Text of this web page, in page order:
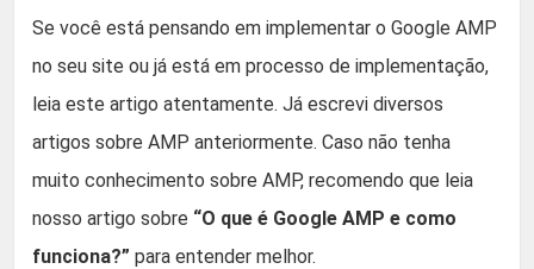
Se você está pensando em implementar o Google AMP
no seu site ou já está em processo de implementação,
leia este artigo atentamente. Já escrevi diversos
artigos sobre AMP anteriormente. Caso não tenha
muito conhecimento sobre AMP, recomendo que leia
nosso artigo sobre “O que é Google AMP e como
funciona?” para entender melhor.